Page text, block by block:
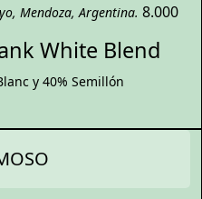
Mendoza, Argentina. 8.000
White Blend
y 40% Semillón